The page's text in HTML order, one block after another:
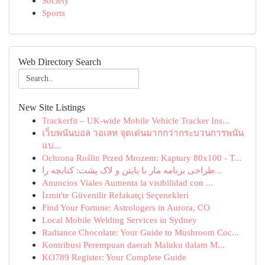
Sports
Web Directory Search
New Site Listings
Trackerfit – UK-wide Mobile Vehicle Tracker Ins...
เว็บพนันบอล วอเลท จุดเด่นมากกว่ากระบวนการพนัน
แบ...
Ochrona Roślin Przed Mrozem: Kaptury 80x100 - T...
طراحی برنامه مار با پایتن و لاک پشت: کتابچه را...
Anuncios Viales Aumenta la visibilidad con ...
İzmit'te Güvenilir Refakatçi Seçenekleri
Find Your Fortune: Astrologers in Aurora, CO
Local Mobile Welding Services in Sydney
Radiance Chocolate: Your Guide to Mushroom Coc...
Kontribusi Perempuan daerah Maluku dalam M...
KO789 Register: Your Complete Guide